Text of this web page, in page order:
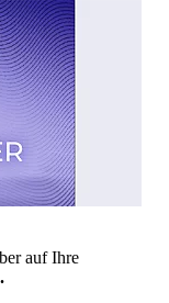
auf Ihre